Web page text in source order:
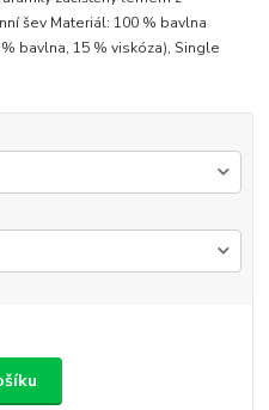
šev Materiál: 100 % bavlna
bavlna, 15 % viskóza), Single